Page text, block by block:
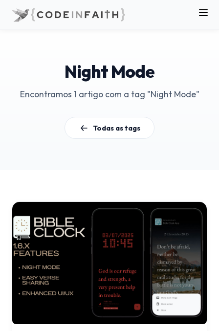
Night Mode
Encontramos 1 artigo com a tag "Night Mode"
Todas as tags